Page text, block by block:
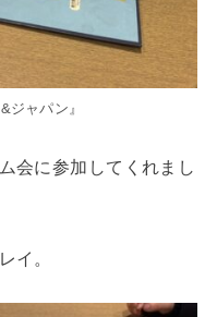
ジャパン』
会に参加してくれまし
イ。